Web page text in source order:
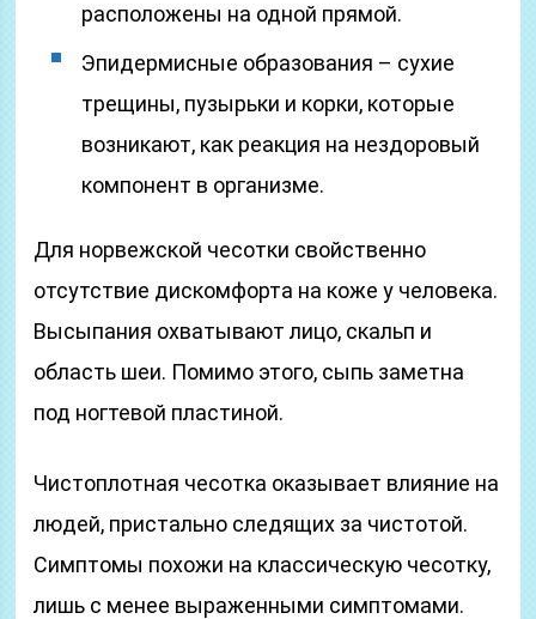
расположены на одной прямой.
Эпидермисные образования – сухие
трещины, пузырьки и корки, которые
возникают, как реакция на нездоровый
компонент в организме.
Для норвежской чесотки свойственно
отсутствие дискомфорта на коже у человека.
Высыпания охватывают лицо, скальп и
область шеи. Помимо этого, сыпь заметна
под ногтевой пластиной.
Чистоплотная чесотка оказывает влияние на
людей, пристально следящих за чистотой.
Симптомы похожи на классическую чесотку,
лишь с менее выраженными симптомами.